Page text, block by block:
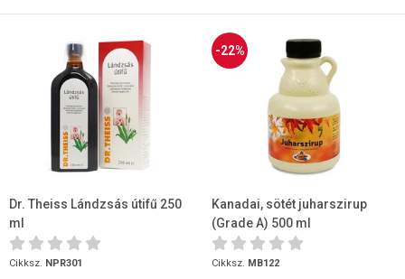
Dr. Theiss Lándzsás útifű 250
ml
Cikksz. NPR301
-22%
Kanadai, sötét juharszirup
(Grade A) 500 ml
Cikksz. MB122